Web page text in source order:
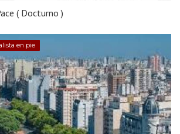
( Docturno )
en pie